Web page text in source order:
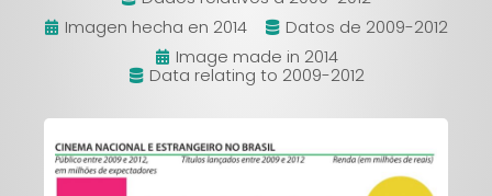
Imagen hecha en 2014
Datos de 2009-2012
Image made in 2014
Data relating to 2009-2012